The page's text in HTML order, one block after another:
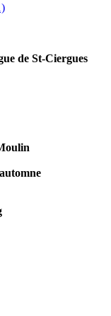
de St-Ciergues